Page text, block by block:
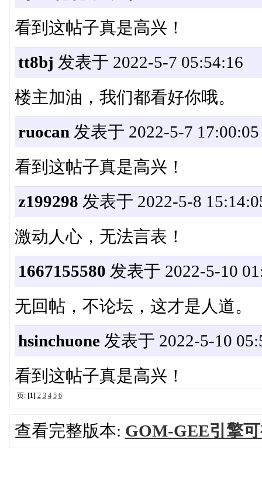
看到这帖子真是高兴！
tt8bj 发表于 2022-5-7 05:54:16
楼主加油，我们都看好你哦。
ruocan 发表于 2022-5-7 17:00:05
看到这帖子真是高兴！
z199298 发表于 2022-5-8
激动人心，无法言表！
1667155580 发表于 2022-5-10
无回帖，不论坛，这才是人道。
hsinchuone发表于 2022-5-10
看到这帖子真是高兴！
页: [1] 2 3 4 5 6
查看完整版本: GOM-GEE引擎